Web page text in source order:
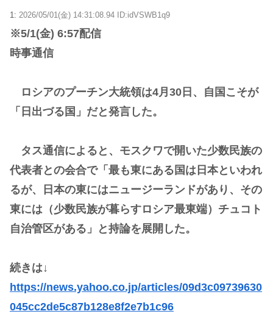
1: 2026/05/01(金) 14:31:08.94 ID:idVSWB1q9
※5/1(金) 6:57配信
時事通信
ロシアのプーチン大統領は4月30日、自国こそが
「日出づる国」だと発言した。
タス通信によると、モスクワで開いた少数民族の
代表者との会合で「最も東にある国は日本といわれ
るが、日本の東にはニュージーランドがあり、その
東には（少数民族が暮らすロシア最東端）チュコト
自治管区がある」と持論を展開した。
続きは↓
https://news.yahoo.co.jp/articles/09d3c09739630
045cc2de5c87b128e8f2e7b1c96